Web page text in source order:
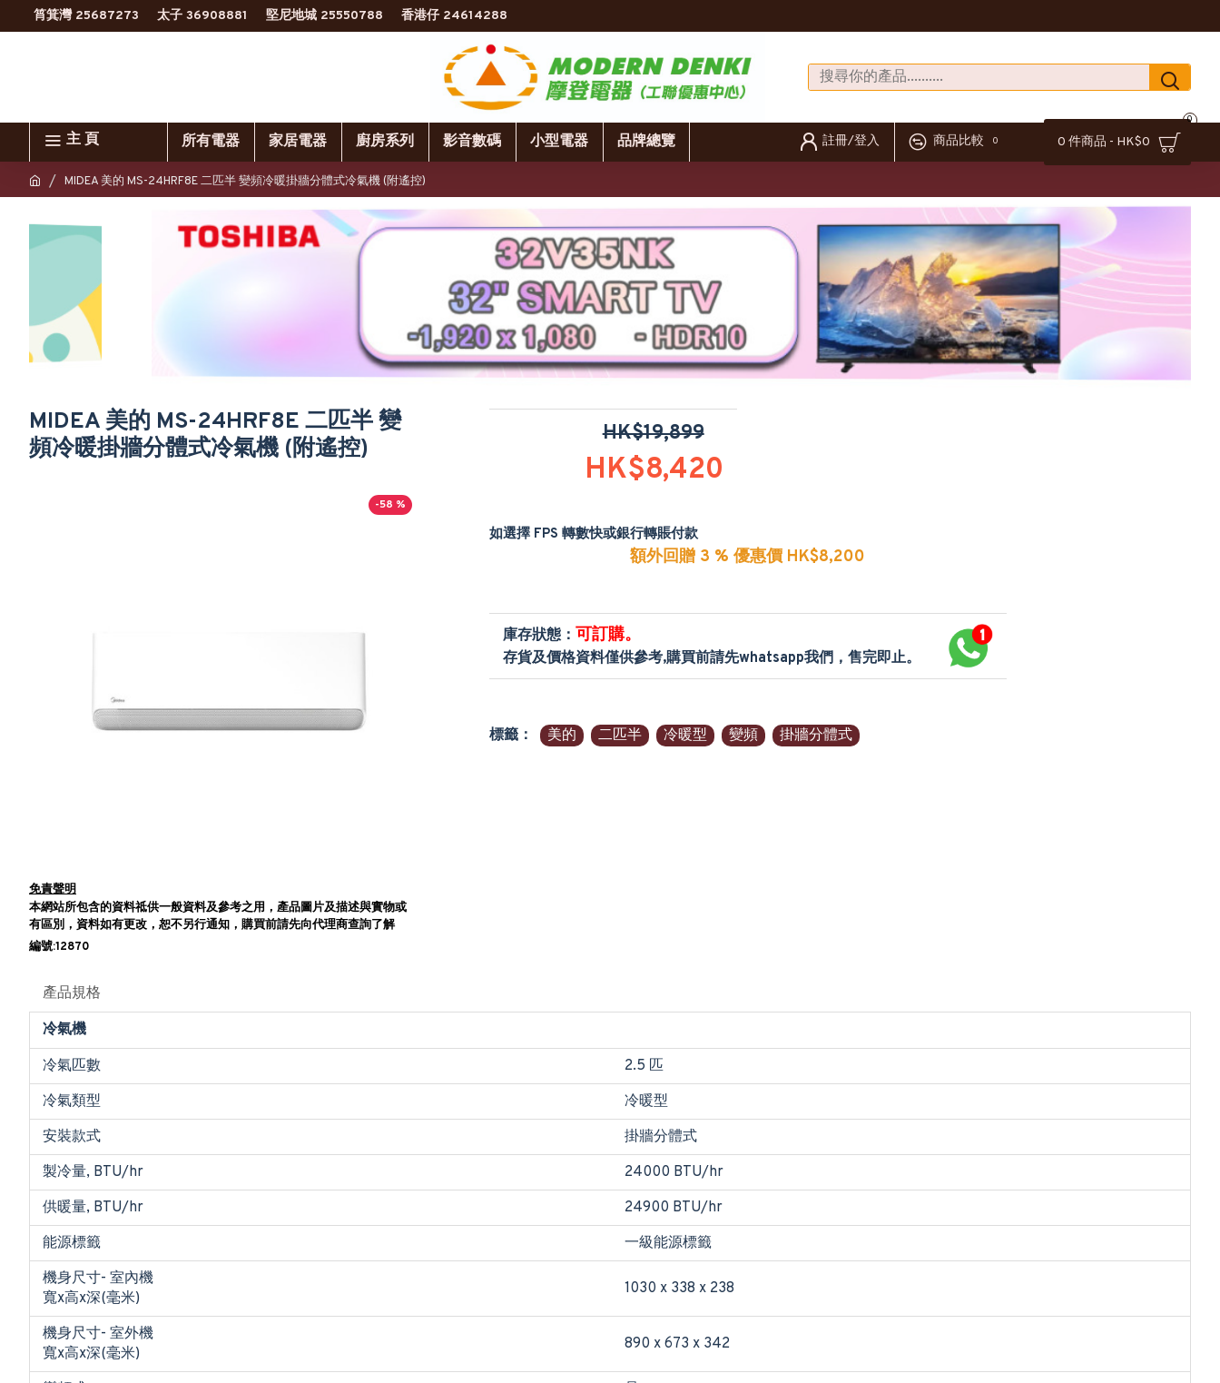
筲箕灣 25687273 太子 36908881 堅尼地城 25550788 香港仔 24614288
主 頁 所有電器 家居電器 廚房系列 影音數碼 小型電器 品牌總覽 註冊/登入 商品比較 0 0 件商品 - HK$0
0
MIDEA 美的 MS-24HRF8E 二匹半 變頻冷暖掛牆分體式冷氣機 (附遙控)
MIDEA 美的 MS-24HRF8E 二匹半 變
頻冷暖掛牆分體式冷氣機 (附遙控)
-58 %
免責聲明
本網站所包含的資料祗供一般資料及參考之用，產品圖片及描述與實物或
有區別，資料如有更改，恕不另行通知，購買前請先向代理商查詢了解
編號:12870
HK$8,420
HK$19,899
如選擇 FPS 轉數快或銀行轉賬付款
額外回贈 3 % 優惠價 HK$8,200
庫存狀態： 可訂購。
存貨及價格資料僅供參考,購買前請先whatsapp我們，售完即止。
標籤： 美的 二匹半 冷暖型 變頻 掛牆分體式
產品規格
冷氣機
冷氣匹數
2.5 匹
冷氣類型
冷暖型
安裝款式
掛牆分體式
製冷量, BTU/hr
24000 BTU/hr
供暖量, BTU/hr
24900 BTU/hr
能源標籤
一級能源標籤
機身尺寸- 室內機
寬x高x深(毫米)
1030 x 338 x 238
機身尺寸- 室外機
寬x高x深(毫米)
890 x 673 x 342